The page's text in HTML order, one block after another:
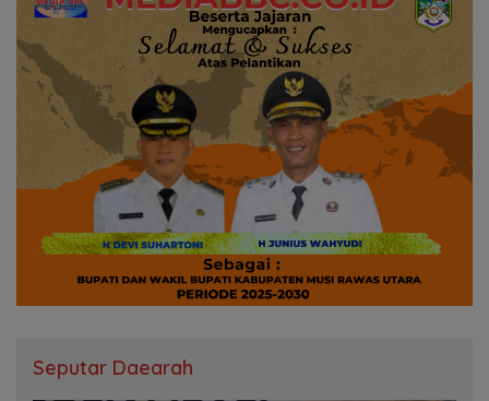
Seputar Daearah